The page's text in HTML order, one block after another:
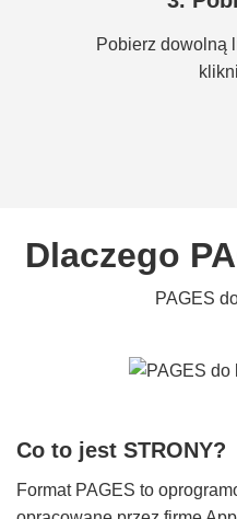
Pobierz dowolną
Dlaczego
PAGES
Co to jest STRONY?
Format PAGES to